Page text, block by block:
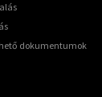
dokumentumok